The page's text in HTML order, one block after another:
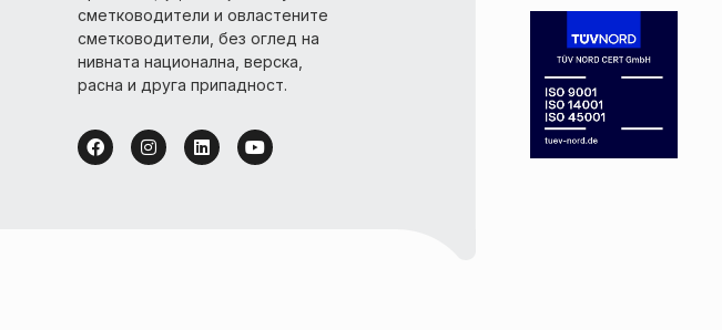
сметководители и овластените
сметководители, без оглед на
нивната национална, верска,
расна и друга припадност.